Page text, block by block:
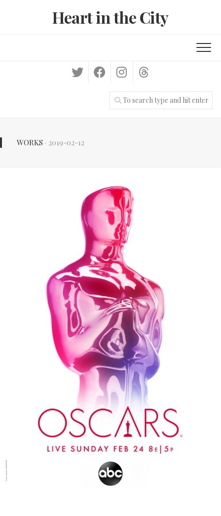
Heart in the City
WORKS · 2019-02-12